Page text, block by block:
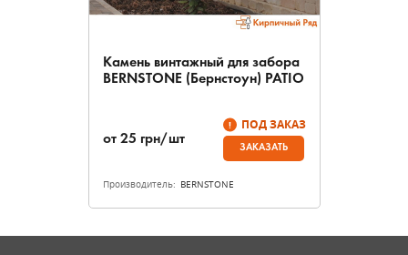
Камень винтажный для забора
BERNSTONE (Бернстоун) PATIO
от 25 грн/шт
ПОД ЗАКАЗ
ЗАКАЗАТЬ
Производитель: BERNSTONE